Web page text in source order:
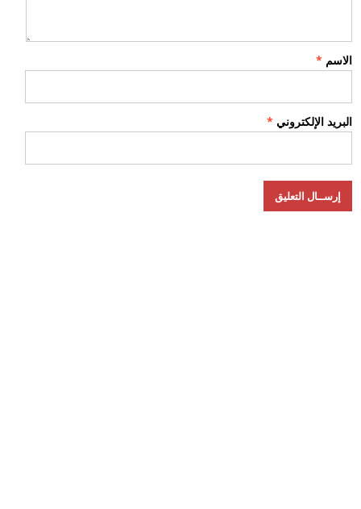
الاسم *
البريد الإلكتروني *